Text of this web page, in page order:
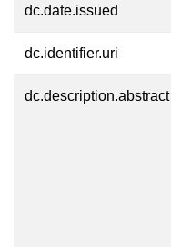
dc.date.issued
dc.identifier.uri
dc.description.abstract